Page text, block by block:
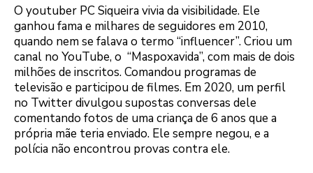
O youtuber PC Siqueira vivia da visibilidade. Ele
ganhou fama e milhares de seguidores em 2010,
quando nem se falava o termo “influencer”. Criou um
canal no YouTube, o “Maspoxavida”, com mais de dois
milhões de inscritos. Comandou programas de
televisão e participou de filmes. Em 2020, um perfil
no Twitter divulgou supostas conversas dele
comentando fotos de uma criança de 6 anos que a
própria mãe teria enviado. Ele sempre negou, e a
polícia não encontrou provas contra ele.